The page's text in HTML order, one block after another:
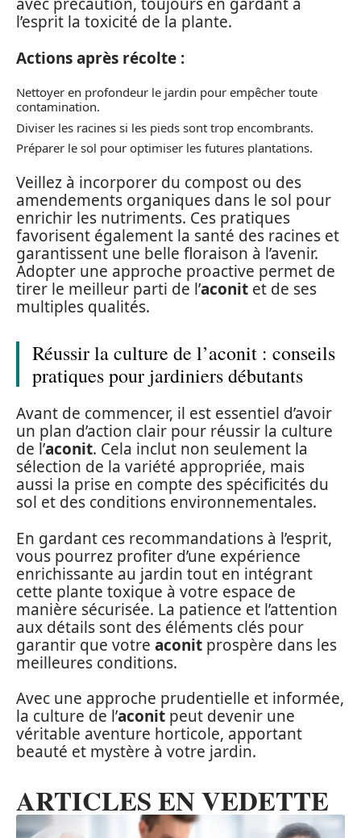
l’esprit la toxicité de la plante.
Actions après récolte :
Nettoyer en profondeur le jardin pour empêcher toute
contamination.
Diviser les racines si les pieds sont trop encombrants.
Préparer le sol pour optimiser les futures plantations.
Veillez à incorporer du compost ou des
amendements organiques dans le sol pour
enrichir les nutriments. Ces pratiques
favorisent également la santé des racines et
garantissent une belle floraison à l’avenir.
Adopter une approche proactive permet de
tirer le meilleur parti de l’aconit et de ses
multiples qualités.
Réussir la culture de l’aconit : conseils
pratiques pour jardiniers débutants
Avant de commencer, il est essentiel d’avoir
un plan d’action clair pour réussir la culture
de l’aconit. Cela inclut non seulement la
sélection de la variété appropriée, mais
aussi la prise en compte des spécificités du
sol et des conditions environnementales.
En gardant ces recommandations à l’esprit,
vous pourrez profiter d’une expérience
enrichissante au jardin tout en intégrant
cette plante toxique à votre espace de
manière sécurisée. La patience et l’attention
aux détails sont des éléments clés pour
garantir que votre aconit prospère dans les
meilleures conditions.
Avec une approche prudentielle et informée,
la culture de l’aconit peut devenir une
véritable aventure horticole, apportant
beauté et mystère à votre jardin.
ARTICLES EN VEDETTE